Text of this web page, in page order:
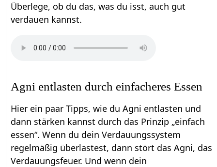
Überlege, ob du das, was du isst, auch gut
verdauen kannst.
Agni entlasten durch einfacheres Essen
Hier ein paar Tipps, wie du Agni entlasten und
dann stärken kannst durch das Prinzip „einfach
essen“. Wenn du dein Verdauungssystem
regelmäßig überlastest, dann stört das Agni, das
Verdauungsfeuer. Und wenn dein